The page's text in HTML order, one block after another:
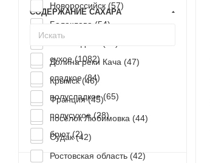
Новороссийск (57)
Балаклава (54)
Долина реки Кача (47)
Крымск (46)
Франция (45)
посёлок Любимовка (44)
Судак (42)
Ростовская область (42)
СОДЕРЖАНИЕ САХАРА
сухое (1082)
сладкое (84)
полусладкое (65)
полусухое (28)
брют (2)